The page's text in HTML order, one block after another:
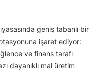
geniş tabanlı bir
işaret ediyor:
ve finans tarafı
dayanıklı mal üretim